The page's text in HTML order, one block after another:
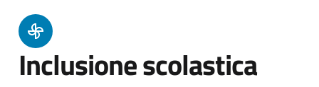
Inclusione scolastica